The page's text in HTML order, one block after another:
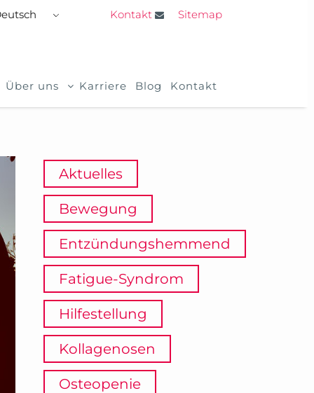
Kontakt Sitemap
Über uns Karriere Blog Kontakt
Aktuelles
Bewegung
Entzündungshemmend
Fatigue-Syndrom
Hilfestellung
Kollagenosen
Osteopenie